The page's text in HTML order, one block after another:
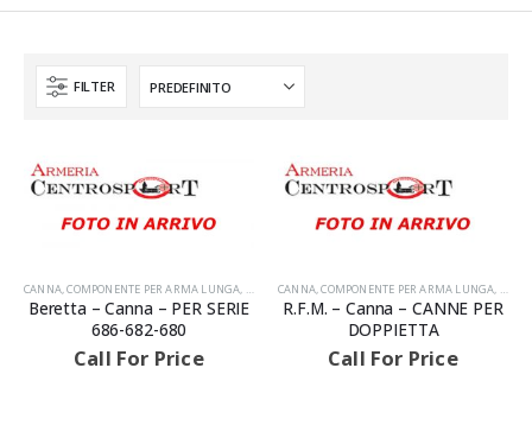
FILTER
CANNA,COMPONENTE PER ARMA LUNGA, COMPONENTI
Beretta – Canna – PER SERIE
686-682-680
Call For Price
CANNA,COMPONENTE PER ARMA LUNGA,
R.F.M. – Canna – CANNE PER
DOPPIETTA
Call For Price